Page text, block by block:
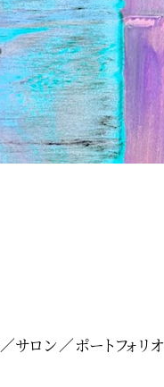
サロン ポートフォリオ